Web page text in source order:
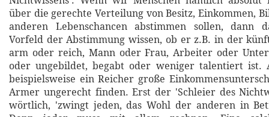
über die gerechte Verteilung von Besitz, Einkommen,
anderen Lebenschancen abstimmen sollen, dann
Vorfeld der Abstimmung wissen, ob er z.B. in der
arm oder reich, Mann oder Frau, Arbeiter oder
oder ungebildet, begabt oder weniger talentiert ist.
beispielsweise ein Reicher große
Armer ungerecht finden. Erst der 'Schleier des
wörtlich, 'zwingt jeden, das Wohl der anderen in